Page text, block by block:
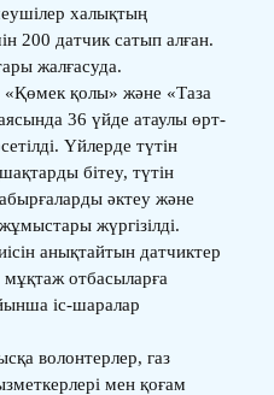
халықтың
200 датчик сатып алған.
жалғасуда.
«Қөмек қолы» және «Таза
36 үйде атаулы өрт-
Үйлерде түтін
бітеу, түтін
әктеу және
жүргізілді.
анықтайтын датчиктер
отбасыларға
іс-шаралар
волонтерлер, газ
мен қоғам